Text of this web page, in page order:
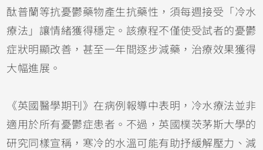
酞普蘭等抗憂鬱藥物產生抗藥性，須每週接受「冷水
療法」讓情緒獲得穩定。該療程不僅使受試者的憂鬱
症狀明顯改善，甚至一年間逐步減藥，治療效果獲得
大幅進展。
《英國醫學期刊》在病例報導中表明，冷水療法並非
適用於所有憂鬱症患者。不過，英國樸茨茅斯大學的
研究同樣宣稱，寒冷的水溫可能有助抒緩解壓力、減